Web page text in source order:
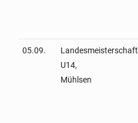
05.09.
Landesmeisterschaft
U14,
Mühlsen